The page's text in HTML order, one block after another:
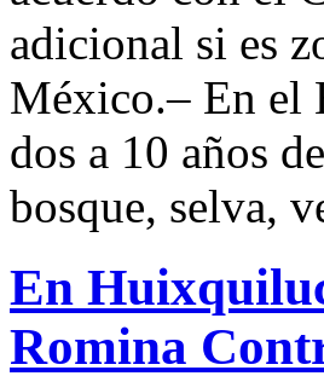
adicional si es
México.– En el
dos a 10 años
bosque, selva,
En
Romina